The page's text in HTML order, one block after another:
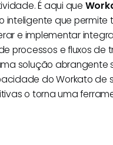
É aqui que
que permite
e implementar
processos e fluxos de
solução abrangente
do Workato de
o torna uma